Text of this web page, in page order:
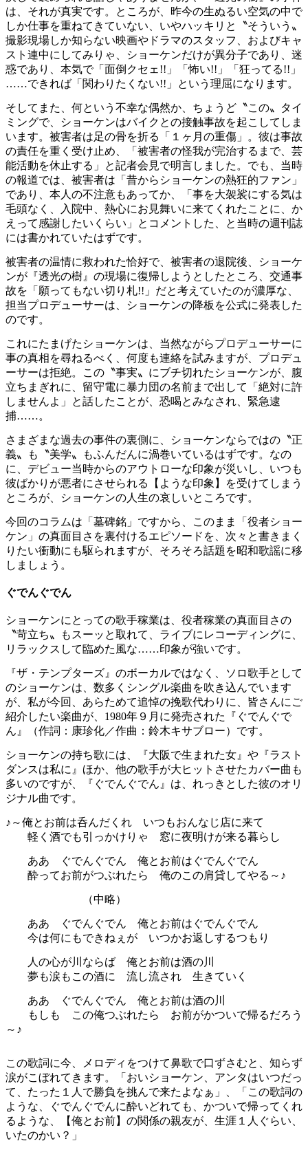
は、それが真実です。ところが、昨今の生ぬるい空気の中で
しか仕事を重ねてきていない、いやハッキリと〝そういう〟
撮影現場しか知らない映画やドラマのスタッフ、およびキャ
スト連中にしてみりゃ、ショーケンだけが異分子であり、迷
惑であり、本気で「面倒クセェ!!」「怖い!!」「狂ってる!!」
……できれば「関わりたくない!!」という理屈になります。
そしてまた、何という不幸な偶然か、ちょうど〝この〟タイ
ミングで、ショーケンはバイクとの接触事故を起こしてしま
います。被害者は足の骨を折る「１ヶ月の重傷」。彼は事故
の責任を重く受け止め、「被害者の怪我が完治するまで、芸
能活動を休止する」と記者会見で明言しました。でも、当時
の報道では、被害者は「昔からショーケンの熱狂的ファン」
であり、本人の不注意もあってか、「事を大袈裟にする気は
毛頭なく、入院中、熱心にお見舞いに来てくれたことに、か
えって感謝したいくらい」とコメントした、と当時の週刊誌
には書かれていたはずです。
被害者の温情に救われた恰好で、被害者の退院後、ショーケ
ンが『透光の樹』の現場に復帰しようとしたところ、交通事
故を「願ってもない切り札!!」だと考えていたのが濃厚な、
担当プロデューサーは、ショーケンの降板を公式に発表した
のです。
これにたまげたショーケンは、当然ながらプロデューサーに
事の真相を尋ねるべく、何度も連絡を試みますが、プロデュ
ーサーは拒絶。この〝事実〟にブチ切れたショーケンが、腹
立ちまぎれに、留守電に暴力団の名前まで出して「絶対に許
しませんよ」と話したことが、恐喝とみなされ、緊急逮
捕……。
さまざまな過去の事件の裏側に、ショーケンならではの〝正
義〟も〝美学〟もふんだんに渦巻いているはずです。なの
に、デビュー当時からのアウトローな印象が災いし、いつも
彼ばかりが悪者にさせられる【ような印象】を受けてしまう
ところが、ショーケンの人生の哀しいところです。
今回のコラムは「墓碑銘」ですから、このまま「役者ショー
ケン」の真面目さを裏付けるエピソードを、次々と書きまく
りたい衝動にも駆られますが、そろそろ話題を昭和歌謡に移
しましょう。
ぐでんぐでん
ショーケンにとっての歌手稼業は、役者稼業の真面目さの
〝苛立ち〟もスーッと取れて、ライブにレコーディングに、
リラックスして臨めた風な……印象が強いです。
『ザ・テンプターズ』のボーカルではなく、ソロ歌手として
のショーケンは、数多くシングル楽曲を吹き込んでいます
が、私が今回、あらためて追悼の挽歌代わりに、皆さんにご
紹介したい楽曲が、1980年９月に発売された『ぐでんぐで
ん』（作詞：康珍化／作曲：鈴木キサブロー）です。
ショーケンの持ち歌には、『大阪で生まれた女』や『ラスト
ダンスは私に』ほか、他の歌手が大ヒットさせたカバー曲も
多いのですが、『ぐでんぐでん』は、れっきとした彼のオリ
ジナル曲です。
♪～俺とお前は呑んだくれ いつもおんなじ店に来て
軽く酒でも引っかけりゃ 窓に夜明けが来る暮らし
ああ ぐでんぐでん 俺とお前はぐでんぐでん
酔ってお前がつぶれたら 俺のこの肩貸してやる～♪
（中略）
ああ ぐでんぐでん 俺とお前はぐでんぐでん
今は何にもできねぇが いつかお返しするつもり
人の心が川ならば 俺とお前は酒の川
夢も涙もこの酒に 流し流され 生きていく
ああ ぐでんぐでん 俺とお前は酒の川
もしも この俺つぶれたら お前がかついで帰るだろう
～♪
この歌詞に今、メロディをつけて鼻歌で口ずさむと、知らず
涙がこぼれてきます。「おいショーケン、アンタはいつだっ
て、たった１人で勝負を挑んで来たよなぁ」、「この歌詞の
ような、ぐでんぐでんに酔いどれても、かついで帰ってくれ
るような、【俺とお前】の関係の親友が、生涯１人ぐらい、
いたのかい？」